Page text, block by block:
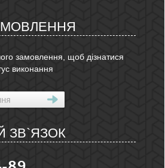
замовлення, щоб дізнатися
виконання
ЗВ`ЯЗОК